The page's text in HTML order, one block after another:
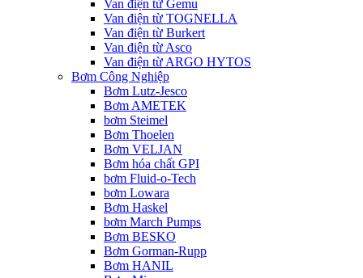
Van điện từ Gemu
Van điện từ TOGNELLA
Van điện từ Burkert
Van điện từ Asco
Van điện từ ARGO HYTOS
Bơm Công Nghiệp
Bơm Lutz-Jesco
Bơm AMETEK
bơm Steimel
Bơm Thoelen
Bơm VELJAN
Bơm hóa chất GPI
bơm Fluid-o-Tech
bơm Lowara
Bơm Haskel
bơm March Pumps
Bơm BESKO
Bơm Gorman-Rupp
Bơm HANIL